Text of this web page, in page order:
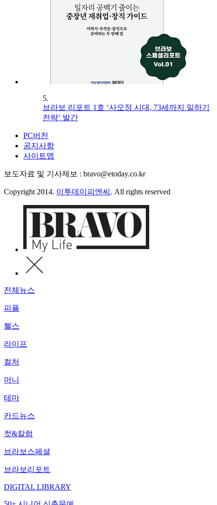
5.
브라보 리포트 1호 ‘사오정 시대, 73세까지 일하기
전략’ 발간
PC버전
공지사항
사이트맵
보도자료 및 기사제보 : bravo@etoday.co.kr
Copyright 2014. 이투데이피엔씨 . All rights reserved
전체뉴스
피플
헬스
라이프
컬처
머니
테마
카드뉴스
컷&칼럼
브라보스페셜
브라보리포트
DIGITAL LIBRARY